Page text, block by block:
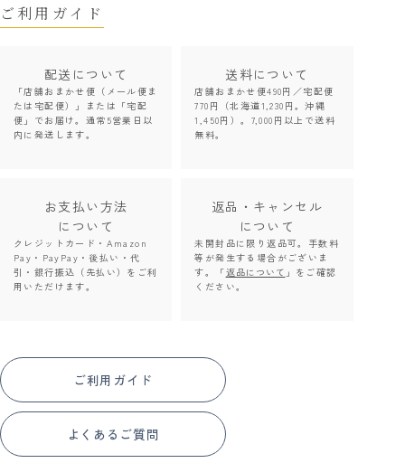
ご利用ガイド
配送について
「店舗おまかせ便（メール便ま
たは宅配便）」または「宅配
便」でお届け。通常5営業日以
内に発送します。
送料について
店舗おまかせ便490円／宅配便
770円（北海道1,230円。沖縄
1,450円）。7,000円以上で送料
無料。
お支払い方法
について
クレジットカード・Amazon
Pay・PayPay・後払い・代
引・銀行振込（先払い）をご利
用いただけます。
返品・キャンセル
について
未開封品に限り返品可。手数料
等が発生する場合がございま
す。「返品について 」をご確認
ください。
ご利用ガイド
よくあるご質問